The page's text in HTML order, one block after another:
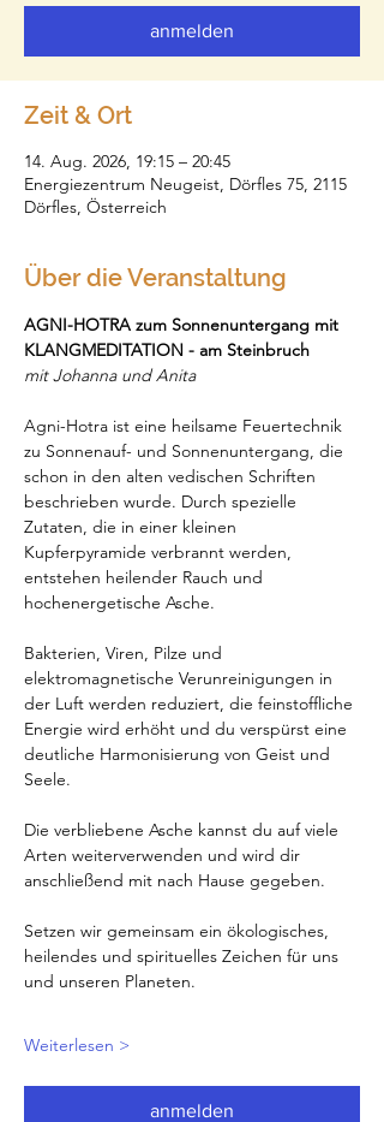
anmelden
Zeit & Ort
14. Aug. 2026, 19:15 – 20:45
Energiezentrum Neugeist, Dörfles 75, 2115
Dörfles, Österreich
Über die Veranstaltung
AGNI-HOTRA zum Sonnenuntergang mit
KLANGMEDITATION - am Steinbruch
mit Johanna und Anita
Agni-Hotra ist eine heilsame Feuertechnik
zu Sonnenauf- und Sonnenuntergang, die
schon in den alten vedischen Schriften
beschrieben wurde. Durch spezielle
Zutaten, die in einer kleinen
Kupferpyramide verbrannt werden,
entstehen heilender Rauch und
hochenergetische Asche.
Bakterien, Viren, Pilze und
elektromagnetische Verunreinigungen in
der Luft werden reduziert, die feinstoffliche
Energie wird erhöht und du verspürst eine
deutliche Harmonisierung von Geist und
Seele.
Die verbliebene Asche kannst du auf viele
Arten weiterverwenden und wird dir
anschließend mit nach Hause gegeben.
Setzen wir gemeinsam ein ökologisches,
heilendes und spirituelles Zeichen für uns
und unseren Planeten.
Weiterlesen >
anmelden